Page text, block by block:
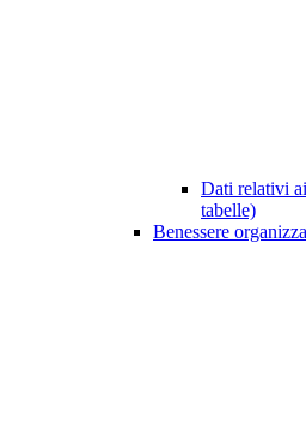
Dati relativi
tabelle)
Benessere